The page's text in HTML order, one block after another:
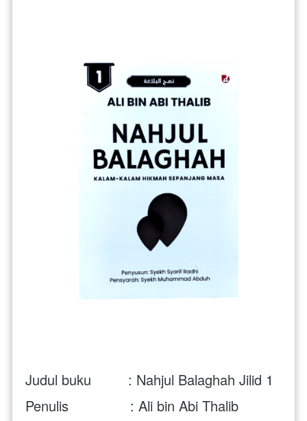
Judul buku         : Nahjul Balaghah Jilid 1
Penulis               : Ali bin Abi Thalib